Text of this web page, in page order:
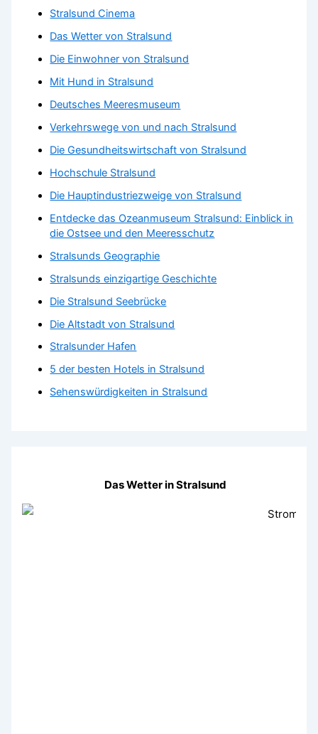
Stralsund Cinema
Das Wetter von Stralsund
Die Einwohner von Stralsund
Mit Hund in Stralsund
Deutsches Meeresmuseum
Verkehrswege von und nach Stralsund
Die Gesundheitswirtschaft von Stralsund
Hochschule Stralsund
Die Hauptindustriezweige von Stralsund
Entdecke das Ozeanmuseum Stralsund: Einblick in
die Ostsee und den Meeresschutz
Stralsunds Geographie
Stralsunds einzigartige Geschichte
Die Stralsund Seebrücke
Die Altstadt von Stralsund
Stralsunder Hafen
5 der besten Hotels in Stralsund
Sehenswürdigkeiten in Stralsund
Das Wetter in Stralsund